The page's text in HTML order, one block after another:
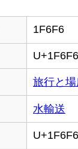
1F6F6
U+1F6F6
旅行と
水輸送
U+1F6F6